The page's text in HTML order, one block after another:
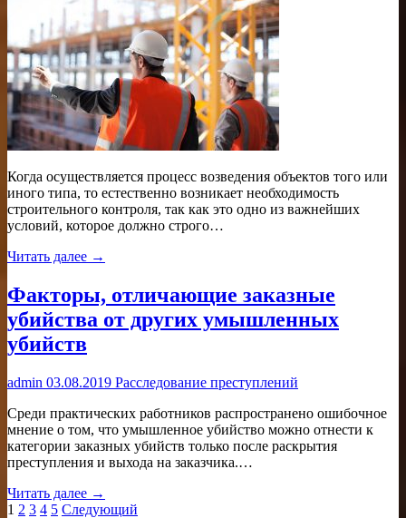
Когда осуществляется процесс возведения объектов того или
иного типа, то естественно возникает необходимость
строительного контроля, так как это одно из важнейших
условий, которое должно строго…
Читать далее →
Факторы, отличающие заказные
убийства от других умышленных
убийств
admin 03.08.2019 Расследование преступлений
Среди практических работников распространено ошибочное
мнение о том, что умышленное убийство можно отнести к
категории заказных убийств только после раскрытия
преступления и выхода на заказчика.…
Читать далее →
Пагинация
1 2 3 4 5 Следующий